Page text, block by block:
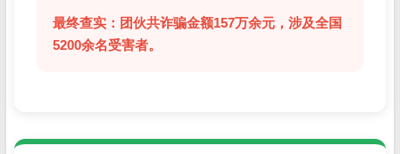
最终查实：团伙共诈骗金额157万余元，涉及全国
5200余名受害者。